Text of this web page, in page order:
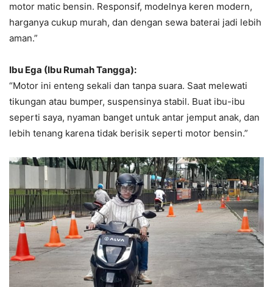
motor matic bensin. Responsif, modelnya keren modern,
harganya cukup murah, dan dengan sewa baterai jadi lebih
aman.”
Ibu Ega (Ibu Rumah Tangga):
“Motor ini enteng sekali dan tanpa suara. Saat melewati
tikungan atau bumper, suspensinya stabil. Buat ibu-ibu
seperti saya, nyaman banget untuk antar jemput anak, dan
lebih tenang karena tidak berisik seperti motor bensin.”